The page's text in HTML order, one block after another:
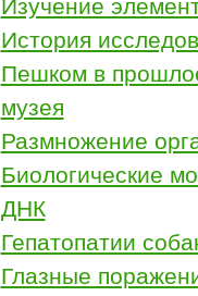
Изучение
История
Пешком в
музея
Размножение
Биологические
ДНК
Гепатопатии
Глазные